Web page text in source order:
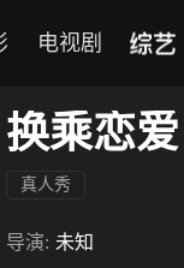
电视剧 综艺
换乘恋
真人秀
导演: 未知